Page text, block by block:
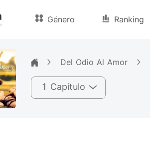
Género Ranking
Del Odio Al Amor
1 Capítulo